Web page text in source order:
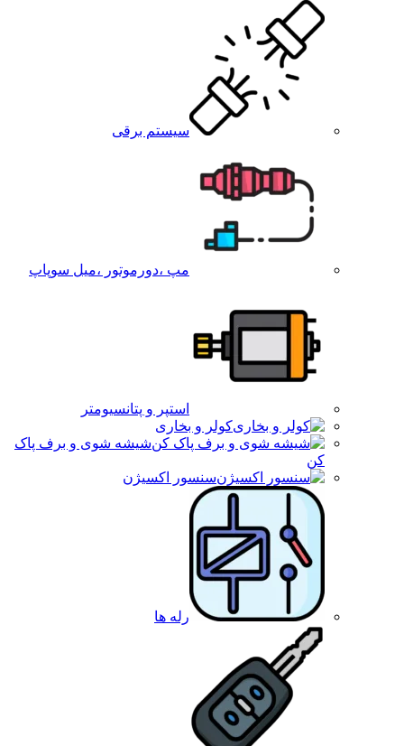
سیستم برقی
مپ ،دورموتور ،میل سوپاپ
استپر و پتانسیومتر
کولر و بخاری
شیشه شوی و برف پاک
کن
سنسور اکسیژن
رله ها